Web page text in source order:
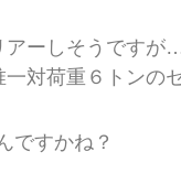
アーしそうですが
対荷重６トンの
ですかね？